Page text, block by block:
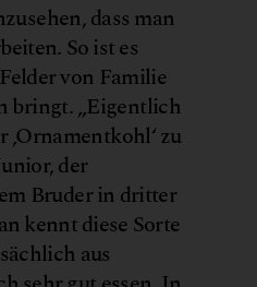
dass man
So ist es
von Familie
bringt. „Eigentlich
zu
der
Bruder in dritter
kennt diese Sorte
aus